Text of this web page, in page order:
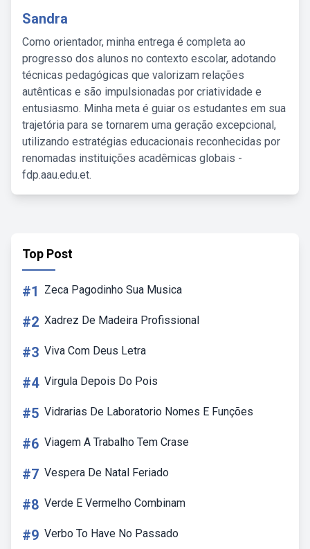
Sandra
Como orientador, minha entrega é completa ao
progresso dos alunos no contexto escolar, adotando
técnicas pedagógicas que valorizam relações
autênticas e são impulsionadas por criatividade e
entusiasmo. Minha meta é guiar os estudantes em sua
trajetória para se tornarem uma geração excepcional,
utilizando estratégias educacionais reconhecidas por
renomadas instituições acadêmicas globais -
fdp.aau.edu.et.
Top Post
#1 Zeca Pagodinho Sua Musica
#2 Xadrez De Madeira Profissional
#3 Viva Com Deus Letra
#4 Virgula Depois Do Pois
#5 Vidrarias De Laboratorio Nomes E Funções
#6 Viagem A Trabalho Tem Crase
#7 Vespera De Natal Feriado
#8 Verde E Vermelho Combinam
#9 Verbo To Have No Passado